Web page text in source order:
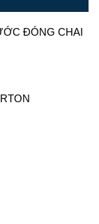
ĐÓNG CHAI